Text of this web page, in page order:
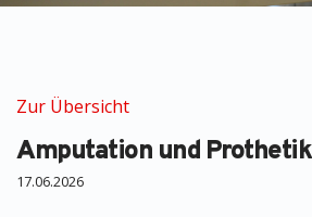
Zur Übersicht
Amputation und Prothetik
17.06.2026